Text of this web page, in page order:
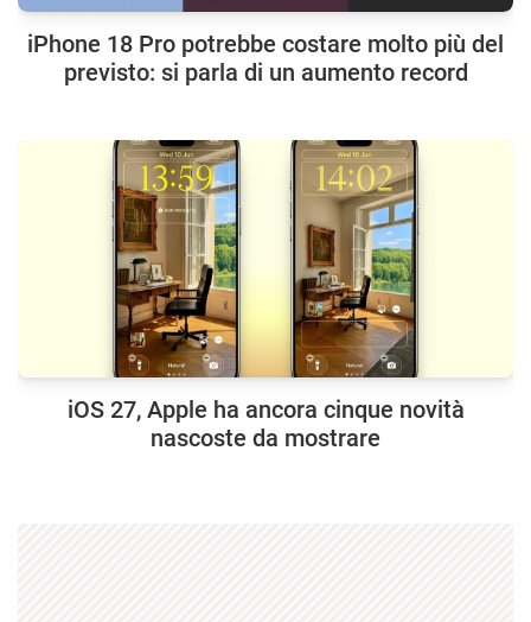
iPhone 18 Pro potrebbe costare molto più del
previsto: si parla di un aumento record
iOS 27, Apple ha ancora cinque novità
nascoste da mostrare